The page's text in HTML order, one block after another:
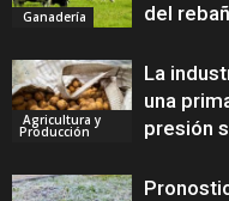
Ganadería
del
Agricultura y
Producción
La
una
presión